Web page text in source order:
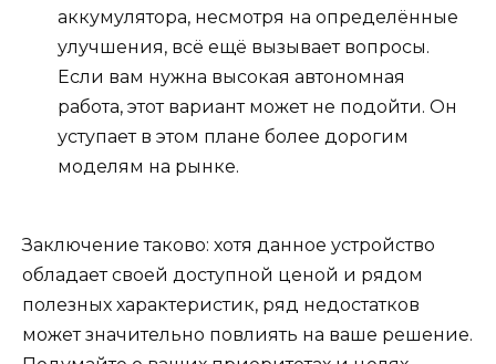
аккумулятора, несмотря на определённые
улучшения, всё ещё вызывает вопросы.
Если вам нужна высокая автономная
работа, этот вариант может не подойти. Он
уступает в этом плане более дорогим
моделям на рынке.
Заключение таково: хотя данное устройство
обладает своей доступной ценой и рядом
полезных характеристик, ряд недостатков
может значительно повлиять на ваше решение.